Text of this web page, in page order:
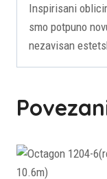
Inspirisani
smo potpuno
nezavisan